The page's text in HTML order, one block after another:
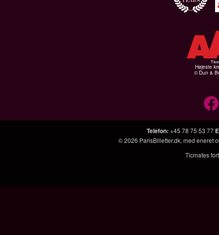
Højeste
© Dun &
Telefon: +45 78 75 53 77
© 2026 ParisBilletter.dk, med eneret
Ticmates